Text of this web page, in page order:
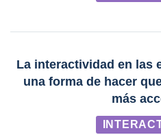
La interactividad en las
una forma de hacer
más